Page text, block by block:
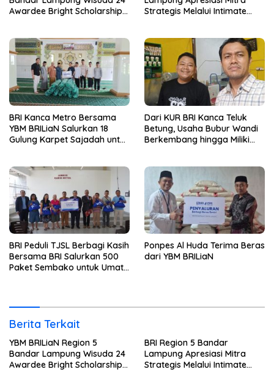
Awardee Bright Scholarship
Strategis Melalui Intimate
Ride
BRI Kanca Metro Bersama
YBM BRILiaN Salurkan 18
Gulung Karpet Sajadah untuk
Dari KUR BRI Kanca Teluk
Betung, Usaha Bubur Wandi
Berkembang hingga Miliki
BRI Peduli TJSL Berbagi Kasih
Bersama BRI Salurkan 500
Paket Sembako untuk Umat
Ponpes Al Huda Terima Beras
dari YBM BRILiaN
Berita Terkait
YBM BRILiaN Region 5
Bandar Lampung Wisuda 24
Awardee Bright Scholarship
BRI Region 5 Bandar
Lampung Apresiasi Mitra
Strategis Melalui Intimate